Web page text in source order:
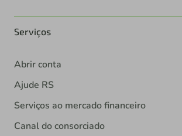
Serviços
Abrir conta
Ajude RS
Serviços ao mercado financeiro
Canal do consorciado